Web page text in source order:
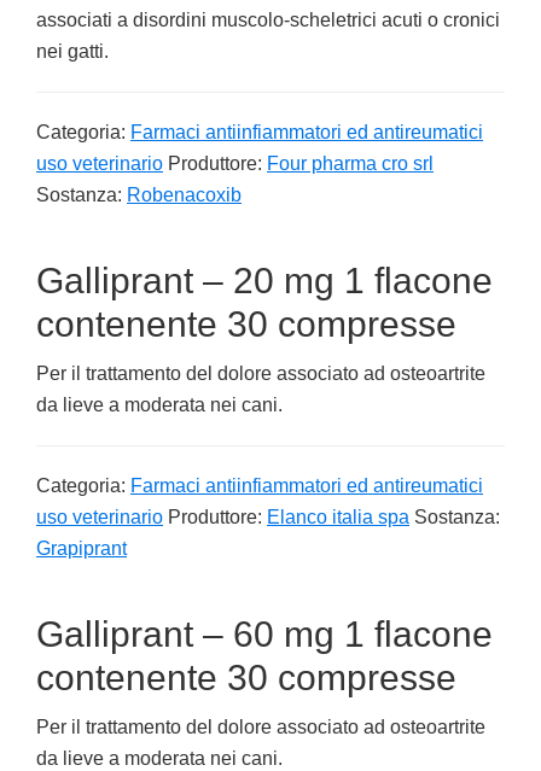
associati a disordini muscolo-scheletrici acuti o cronici
nei gatti.
Categoria: Farmaci antiinfiammatori ed antireumatici
uso veterinario Produttore: Four pharma cro srl
Sostanza: Robenacoxib
Galliprant – 20 mg 1 flacone
contenente 30 compresse
Per il trattamento del dolore associato ad osteoartrite
da lieve a moderata nei cani.
Categoria: Farmaci antiinfiammatori ed antireumatici
uso veterinario Produttore: Elanco italia spa Sostanza:
Grapiprant
Galliprant – 60 mg 1 flacone
contenente 30 compresse
Per il trattamento del dolore associato ad osteoartrite
da lieve a moderata nei cani.